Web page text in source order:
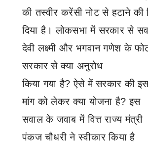
की तस्वीर करेंसी नोट से हटाने
दिया है। लोकसभा में सरकार से
देवी लक्ष्मी और भगवान गणेश के
सरकार से क्या अनुरोध
किया गया है?ऐसे में सरकार की
मांग को लेकर क्या योजना है?इस
सवाल के जवाब में वित्त राज्य मंत्री
पंकज चौधरी ने स्वीकार किया है